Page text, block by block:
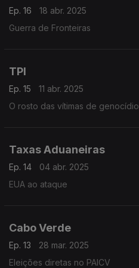
Ep. 16
18 abr. 2025
Guerra de Fronteiras
TPI
Ep. 15
11 abr. 2025
O rosto das vítimas de genocídio
Taxas Aduaneiras
Ep. 14
04 abr. 2025
EUA ao ataque
Cabo Verde
Ep. 13
28 mar. 2025
Eleições diretas no PAICV